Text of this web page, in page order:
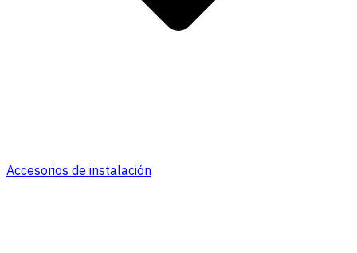
Accesorios de instalación